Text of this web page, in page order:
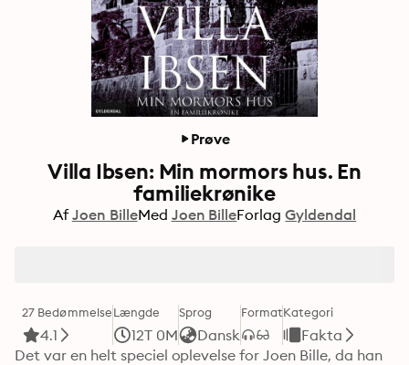
Prøve
Villa Ibsen: Min mormors hus. En
familiekrønike
Af Joen BilleMed Joen BilleForlag Gyldendal
27 Bedømmelse
4.1
Længde
12T 0M
Sprog
Dansk
FormatKategori
Fakta
Det var en helt speciel oplevelse for Joen Bille, da han